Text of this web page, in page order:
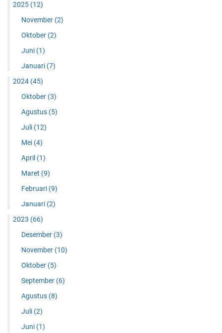
2025 (12)
November (2)
Oktober (2)
Juni (1)
Januari (7)
2024 (45)
Oktober (3)
Agustus (5)
Juli (12)
Mei (4)
April (1)
Maret (9)
Februari (9)
Januari (2)
2023 (66)
Desember (3)
November (10)
Oktober (5)
September (6)
Agustus (8)
Juli (2)
Juni (1)